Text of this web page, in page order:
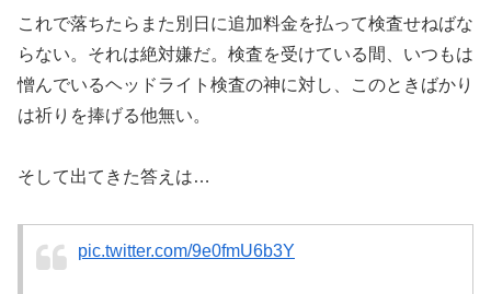
これで落ちたらまた別日に追加料金を払って検査せねばな
らない。それは絶対嫌だ。検査を受けている間、いつもは
憎んでいるヘッドライト検査の神に対し、このときばかり
は祈りを捧げる他無い。
そして出てきた答えは…
pic.twitter.com/9e0fmU6b3Y